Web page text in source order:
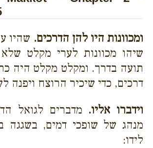
ומכוונות היו להן הדרכים. שהיו
שיהו מכוונות לערי מקלט
תועה בדרך. ומקלט מקלט היה
דרכים, כדי שיכיר הרוצח ויפנה
וידברו אליו. מדברים לגואל
מנהג של שופכי דמים, בשגגה
לידו: